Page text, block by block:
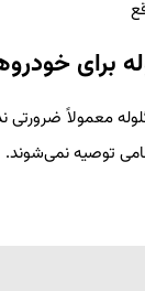
برای
معمولاً
توصیه نمی‌شوند.